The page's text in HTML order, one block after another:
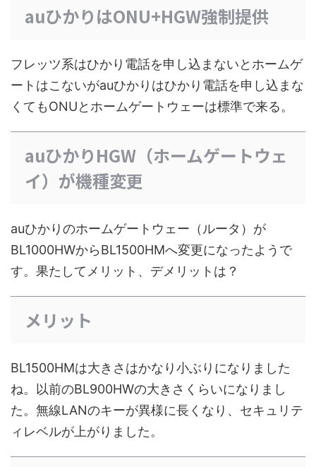
auひかりはONU+HGW強制提供
フレッツ系はひかり電話を申し込まないとホームゲ
ートはこないがauひかりはひかり電話を申し込まな
くてもONUとホームゲートウェーは標準で来る。
auひかりHGW（ホームゲートウェ
イ）が機種変更
auひかりのホームゲートウェー（ルータ）が
BL1000HWからBL1500HMへ変更になったようで
す。果たしてメリット、デメリットは？
メリット
BL1500HMは大きさはかなり小ぶりになりました
ね。以前のBL900HWの大きさくらいになりまし
た。無線LANのキーが異様に長くなり、セキュリテ
ィレベルが上がりました。